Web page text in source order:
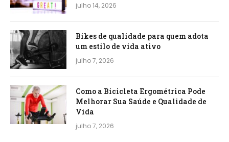
julho 14, 2026
Bikes de qualidade para quem adota
um estilo de vida ativo
julho 7, 2026
Como a Bicicleta Ergométrica Pode
Melhorar Sua Saúde e Qualidade de
Vida
julho 7, 2026